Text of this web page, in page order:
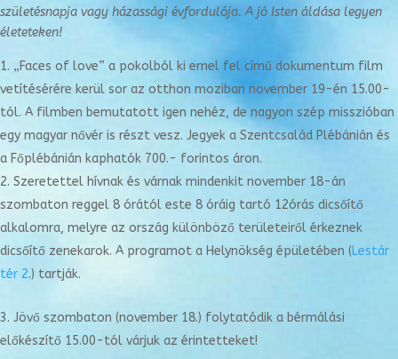
születésnapja vagy házassági évfordulója. A jó Isten áldása legyen
életeteken!
„Faces of love” a pokolból ki emel fel című dokumentum film
vetítésérére kerül sor az otthon moziban november 19-én 15.00-
tól. A filmben bemutatott igen nehéz, de nagyon szép misszióban
egy magyar nővér is részt vesz. Jegyek a Szentcsalád Plébánián és
a Főplébánián kaphatók 700.- forintos áron.
Szeretettel hívnak és várnak mindenkit november 18-án
szombaton reggel 8 órától este 8 óráig tartó 12órás dicsőítő
alkalomra, melyre az ország különböző területeiről érkeznek
dicsőítő zenekarok. A programot a Helynökség épületében (Lestár
tér 2.) tartják.
Jövő szombaton (november 18.) folytatódik a bérmálási
előkészítő 15.00-tól várjuk az érintetteket!